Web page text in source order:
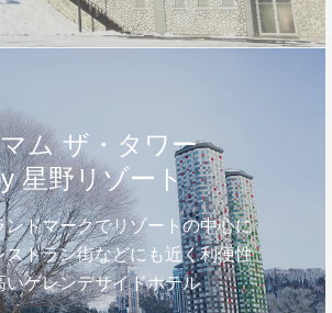
ム ザ・タワー
星野リゾート
ンドマークでリゾートの中心に
ストラン街などにも近く利便性
いゲレンデサイドホテル